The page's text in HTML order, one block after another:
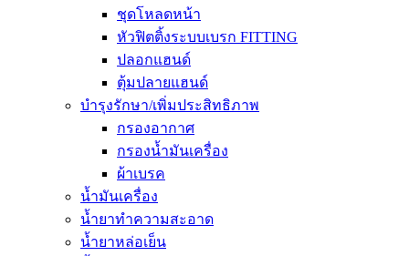
ชุดโหลดหน้า
หัวฟิตติ้งระบบเบรก FITTING
ปลอกแฮนด์
ตุ้มปลายแฮนด์
บำรุงรักษา/เพิ่มประสิทธิภาพ
กรองอากาศ
กรองน้ำมันเครื่อง
ผ้าเบรค
น้ำมันเครื่อง
น้ำยาทำความสะอาด
น้ำยาหล่อเย็น